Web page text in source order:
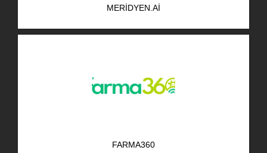
AR-GE Portal
EN
MERIDYEN.AI
FARMA360